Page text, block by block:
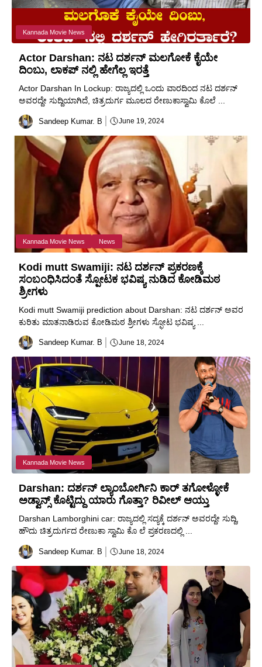
Kannada Movie News
Actor Darshan: ನಟ ದರ್ಶನ್ ಮಲಗೋಕೆ ಕೈಯೇ
ದಿಂಬು, ಲಾಕಪ್ ನಲ್ಲಿ ಹೇಗೆಲ್ಲ ಇರತ್ತೆ
Actor Darshan In Lockup: ರಾಜ್ಯದಲ್ಲಿ ಒಂದು ವಾರದಿಂದ ನಟ ದರ್ಶನ್
ಅವರದ್ದೇ ಸುದ್ದಿಯಾಗಿದೆ, ಚಿತ್ರದುರ್ಗ ಮೂಲದ ರೇಣುಕಾಸ್ವಾಮಿ ಕೊಲೆ ...
Sandeep Kumar. B June 19, 2024
Kannada Movie News News
Kodi mutt Swamiji: ನಟ ದರ್ಶನ್ ಪ್ರಕರಣಕ್ಕೆ
ಸಂಬಂಧಿಸಿದಂತೆ ಸ್ಪೋಟಕ ಭವಿಷ್ಯ ನುಡಿದ ಕೋಡಿಮಠ
ಶ್ರೀಗಳು
Kodi mutt Swamiji prediction about Darshan: ನಟ ದರ್ಶನ್ ಅವರ
ಕುರಿತು ಮಾತನಾಡಿರುವ ಕೋಡಿಮಠ ಶ್ರೀಗಳು ಸ್ಫೋಟ ಭವಿಷ್ಯ ...
Sandeep Kumar. B June 18, 2024
Kannada Movie News
Darshan: ದರ್ಶನ್ ಲ್ಯಾಂಬೋರ್ಗಿನಿ ಕಾರ್ ತಗೋಳ್ಳೋಕೆ
ಅಡ್ವಾನ್ಸ್ ಕೊಟ್ಟಿದ್ದು ಯಾರು ಗೊತ್ತಾ? ರಿವೀಲ್ ಆಯ್ತು
Darshan Lamborghini car: ರಾಜ್ಯದಲ್ಲಿ ಸದ್ಯಕ್ಕೆ ದರ್ಶನ್ ಅವರದ್ದೇ ಸುದ್ದಿ,
ಹೌದು ಚಿತ್ರದುರ್ಗದ ರೇಣುಕಾ ಸ್ವಾಮಿ ಕೊ ಲೆ ಪ್ರಕರಣದಲ್ಲಿ ...
Sandeep Kumar. B June 18, 2024